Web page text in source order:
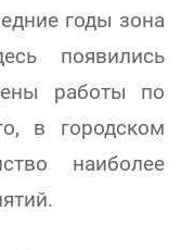
годы зона
появились
работы по
в городском
наиболее